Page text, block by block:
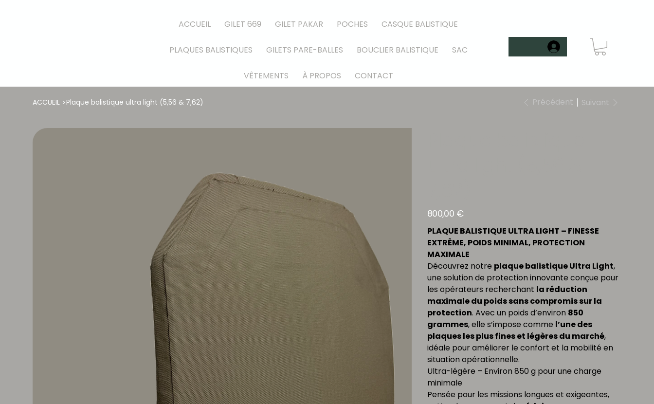
ACCUEIL GILET 669 GILET PAKAR POCHES CASQUE BALISTIQUE
PLAQUES BALISTIQUES GILETS PARE-BALLES BOUCLIER BALISTIQUE SAC
VÊTEMENTS À PROPOS CONTACT
ACCUEIL >Plaque balistique ultra light (5,56 & 7,62) Précédent Suivant
Prix
800,00 €
PLAQUE BALISTIQUE ULTRA LIGHT – FINESSE
EXTRÊME, POIDS MINIMAL, PROTECTION
MAXIMALE
Découvrez notre plaque balistique Ultra Light,
une solution de protection innovante conçue pour
les opérateurs recherchant la réduction
maximale du poids sans compromis sur la
protection. Avec un poids d’environ 850
grammes, elle s’impose comme l’une des
plaques les plus fines et légères du marché,
idéale pour améliorer le confort et la mobilité en
situation opérationnelle.
Ultra-légère – Environ 850 g pour une charge
minimale
Pensée pour les missions longues et exigeantes,